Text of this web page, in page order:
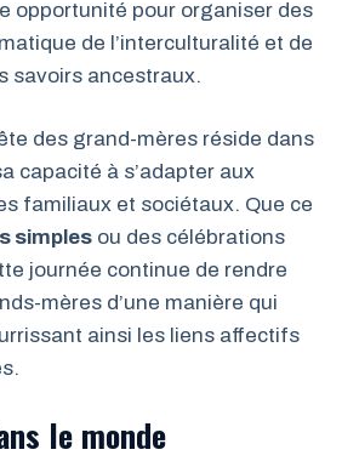
opportunité pour organiser des
de l’interculturalité et de
savoirs ancestraux.
des grand-mères réside dans
capacité à s’adapter aux
familiaux et sociétaux. Que ce
simples ou des célébrations
journée continue de rendre
mères d’une manière qui
ainsi les liens affectifs
le monde